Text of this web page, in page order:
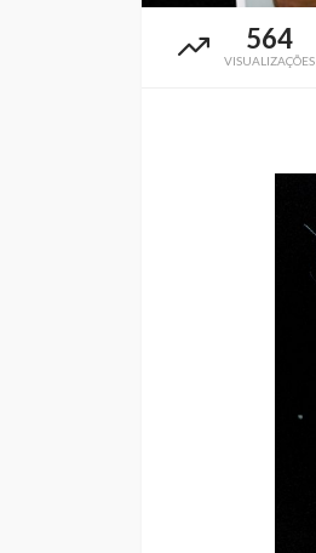
564
VISUALIZAÇÕES